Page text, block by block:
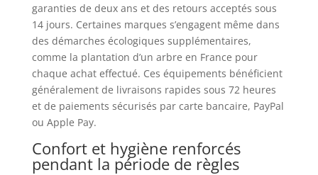
garanties de deux ans et des retours acceptés sous
14 jours. Certaines marques s’engagent même dans
des démarches écologiques supplémentaires,
comme la plantation d’un arbre en France pour
chaque achat effectué. Ces équipements bénéficient
généralement de livraisons rapides sous 72 heures
et de paiements sécurisés par carte bancaire, PayPal
ou Apple Pay.
Confort et hygiène renforcés
pendant la période de règles